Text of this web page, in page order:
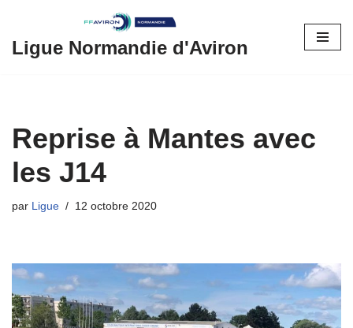
Aller
Ligue Normandie d'Aviron
Reprise à Mantes avec
les J14
par Ligue 12 octobre 2020